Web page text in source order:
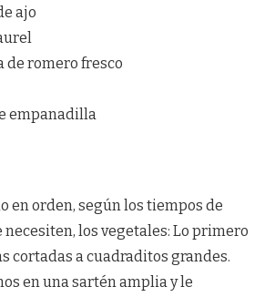
ajo
de romero fresco
empanadilla
en orden, según los tiempos de
necesiten, los vegetales: Lo primero
cortadas a cuadraditos grandes.
en una sartén amplia y le